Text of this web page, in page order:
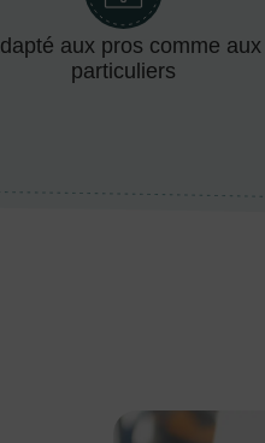
aux pros comme aux
particuliers